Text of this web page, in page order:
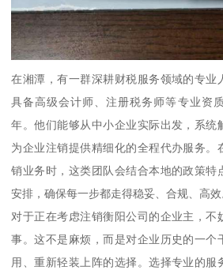
在湘潭，有一群深耕财税服务领域的专业
具备高级会计师、注册税务师等专业资
年。他们能够从中小企业实际出发，系统
为企业注销提供精细化的全程代办服务。
销业务时，这类团队会结合本地的政策特
安排，确保每一步都走得稳妥、合规、高效
对于正在考虑注销衡阳公司的企业主，不
事。这不是麻烦，而是对企业历史的一个
用、重新轻装上阵的选择。选择专业的服